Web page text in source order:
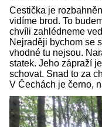
Cestička je
vidíme brod. To
chvíli zahlédneme
Nejraději bychom se
vhodné tu nejsou.
statek. Jeho zápraží
schovat. Snad to za
V Čechách je černo,